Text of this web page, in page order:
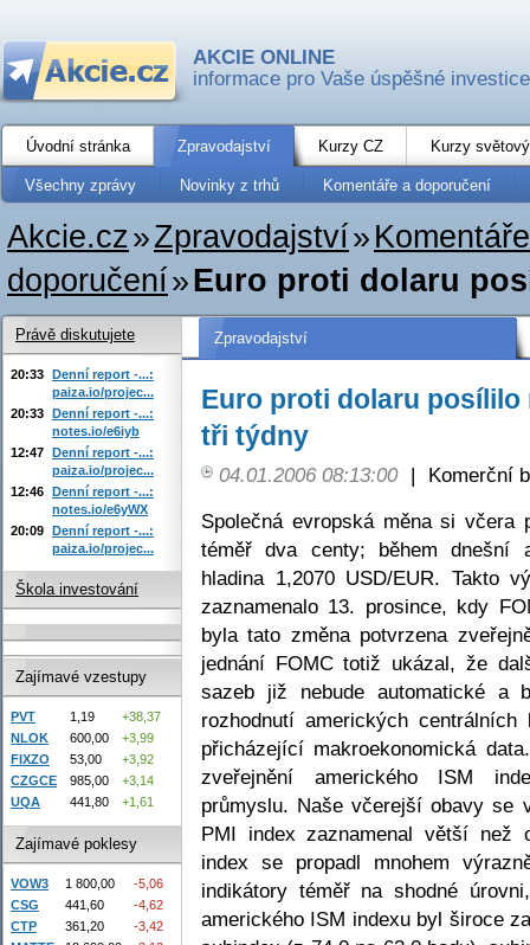
AKCIE ONLINE
informace pro Vaše úspěšné investice
Úvodní stránka Zpravodajství Kurzy CZ Kurzy
Všechny zprávy Novinky z trhů Komentáře a doporučení
Akcie.cz»Zpravodajství»
doporučení»Euro proti dolaru
Zpravodajství
Euro proti dolaru
tři týdny
04.01.2006 08:13:00 |
Komerční
Společná evropská měna si včera
téměř dva centy; během dnešní
hladina 1,2070 USD/EUR. Takto
zaznamenalo 13. prosince, kdy
byla tato změna potvrzena
jednání FOMC totiž ukázal, že
sazeb již nebude automatické a
rozhodnutí amerických
přicházející makroekonomická
zveřejnění amerického ISM
průmyslu. Naše včerejší obavy se
PMI index zaznamenal větší než
index se propadl mnohem
indikátory téměř na shodné
amerického ISM indexu byl široce
Právě diskutujete
20:33 Denní report -...:
paiza.io/projec...
20:33 Denní report -...:
notes.io/e6iyb
12:47 Denní report -...:
paiza.io/projec...
12:46 Denní report -...:
notes.io/e6yWX
20:09 Denní report -...:
paiza.io/projec...
Škola investování
Zajímavé vzestupy
PVT 1,19
+38,37
NLOK
600,00
+3,99
FIXZO
53,00
+3,92
CZGCE
985,00
+3,14
UQA
441,80 +1,61
Zajímavé poklesy
VOW3 1 800,00
-5,06
CSG
441,60
-4,62
CTP
361,20
-3,42